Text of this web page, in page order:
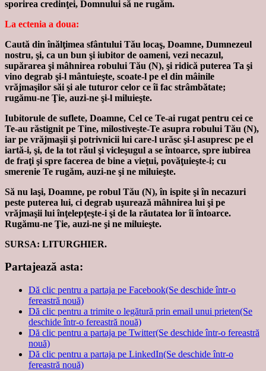
sporirea credinţei, Domnului să ne rugăm.
La ectenia a doua:
Caută din înălţimea sfântului Tău locaş, Doamne, Dumnezeul
nostru, şi, ca un bun şi iubitor de oameni, vezi necazul,
supărarea şi mâhnirea robului Tău (N), şi ridică puterea Ta şi
vino degrab şi-l mântuieşte, scoate-l pe el din mâinile
vrăjmaşilor săi şi ale tuturor celor ce îi fac strâmbătate;
rugămu-ne Ţie, auzi-ne şi-l miluieşte.
Iubitorule de suflete, Doamne, Cel ce Te-ai rugat pentru cei ce
Te-au răstignit pe Tine, milostiveşte-Te asupra robului Tău (N),
iar pe vrăjmaşii şi potrivnicii lui care-l urăsc şi-l asupresc pe el
iartă-i, şi, de la tot răul şi vicleşugul a se întoarce, spre iubirea
de fraţi şi spre facerea de bine a vieţui, povăţuieşte-i; cu
smerenie Te rugăm, auzi-ne şi ne miluieşte.
Să nu laşi, Doamne, pe robul Tău (N), în ispite şi în necazuri
peste puterea lui, ci degrab uşurează mâhnirea lui şi pe
vrăjmaşii lui înţelepţeşte-i şi de la răutatea lor îi întoarce.
Rugămu-ne Ţie, auzi-ne şi ne miluieşte.
SURSA: LITURGHIER.
Partajează asta:
Dă clic pentru a partaja pe Facebook(Se deschide într-o
fereastră nouă)
Dă clic pentru a trimite o legătură prin email unui prieten(Se
deschide într-o fereastră nouă)
Dă clic pentru a partaja pe Twitter(Se deschide într-o fereastră
nouă)
Dă clic pentru a partaja pe LinkedIn(Se deschide într-o
fereastră nouă)